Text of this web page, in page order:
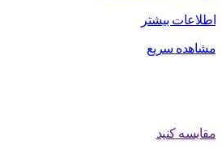
اطلاعات بیشتر
مشاهده سریع
مقایسه کنید